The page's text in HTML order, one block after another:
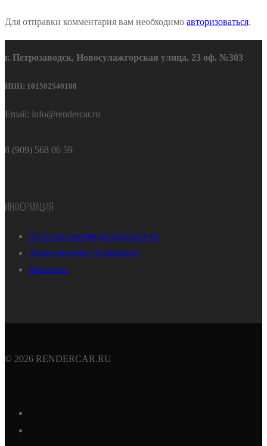
Для отправки комментария вам необходимо авторизоваться.
г. Петрозаводск, Новосулажгорская улица, 23 оф. №303
ИНН: 101502540188
Email: info@rendercar.ru
8 (909) 568 06 59
ИНФОРМАЦИЯ
Политика конфиденциальности
Лицензионное соглашение
Контакты
© 2026 RENDERCAR.RU